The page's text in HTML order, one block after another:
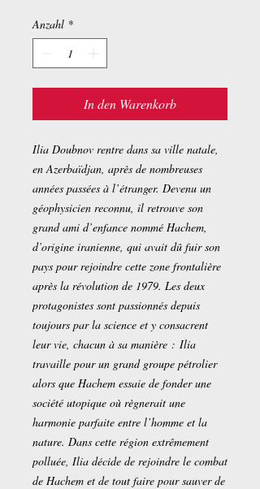
Anzahl *
In den Warenkorb
Ilia Doubnov rentre dans sa ville natale,
en Azerbaïdjan, après de nombreuses
années passées à l’étranger. Devenu un
géophysicien reconnu, il retrouve son
grand ami d’enfance nommé Hachem,
d’origine iranienne, qui avait dû fuir son
pays pour rejoindre cette zone frontalière
après la révolution de 1979. Les deux
protagonistes sont passionnés depuis
toujours par la science et y consacrent
leur vie, chacun à sa manière : Ilia
travaille pour un grand groupe pétrolier
alors que Hachem essaie de fonder une
société utopique où règnerait une
harmonie parfaite entre l’homme et la
nature. Dans cette région extrêmement
polluée, Ilia décide de rejoindre le combat
de Hachem et de tout faire pour sauver de